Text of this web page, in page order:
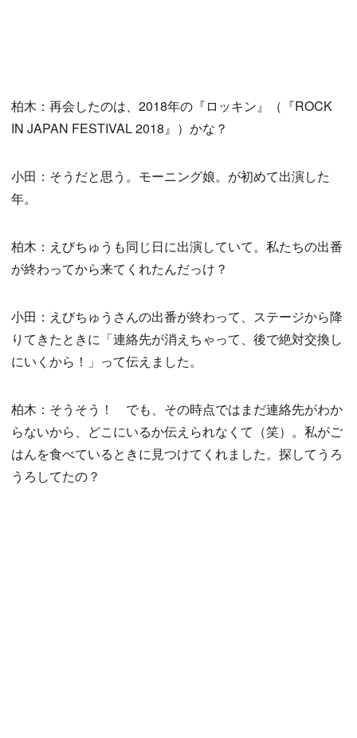
柏木：再会したのは、2018年の『ロッキン』（『ROCK
IN JAPAN FESTIVAL 2018』）かな？
小田：そうだと思う。モーニング娘。が初めて出演した
年。
柏木：えびちゅうも同じ日に出演していて。私たちの出番
が終わってから来てくれたんだっけ？
小田：えびちゅうさんの出番が終わって、ステージから降
りてきたときに「連絡先が消えちゃって、後で絶対交換し
にいくから！」って伝えました。
柏木：そうそう！ でも、その時点ではまだ連絡先がわか
らないから、どこにいるか伝えられなくて（笑）。私がご
はんを食べているときに見つけてくれました。探してうろ
うろしてたの？